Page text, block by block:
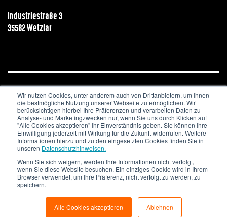
Wir nutzen Cookies, unter anderem auch von Drittanbietern, um Ihnen
die bestmögliche Nutzung unserer Webseite zu ermöglichen. Wir
berücksichtigen hierbei Ihre Präferenzen und verarbeiten Daten zu
Analyse- und Marketingzwecken nur, wenn Sie uns durch Klicken auf
"Alle Cookies akzeptieren" Ihr Einverständnis geben. Sie können Ihre
Einwilligung jederzeit mit Wirkung für die Zukunft widerrufen. Weitere
Informationen hierzu und zu den eingesetzten Cookies finden Sie in
unseren Datenschutzhinweisen.
Wenn Sie sich weigern, werden Ihre Informationen nicht verfolgt,
wenn Sie diese Website besuchen. Ein einziges Cookie wird in Ihrem
Browser verwendet, um Ihre Präferenz, nicht verfolgt zu werden, zu
speichern.
Alle Cookies akzeptieren Ablehnen
Industriestraße 3
35582 Wetzlar
JOBS & KARRIERE NEWSLETTER
IMPRESSUM
DATENSCHUTZ
Copyright © 2020. All Rights Reserved.